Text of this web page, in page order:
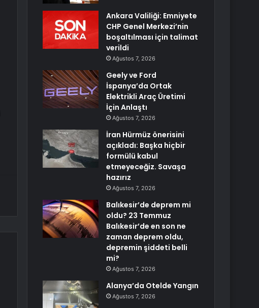
Ankara Valiliği: Emniyete
CHP Genel Merkezi’nin
boşaltılması için talimat
verildi
Ağustos 7, 2026
Geely ve Ford
İspanya’da Ortak
Elektrikli Araç Üretimi
İçin Anlaştı
Ağustos 7, 2026
İran Hürmüz önerisini
açıkladı: Başka hiçbir
formülü kabul
etmeyeceğiz. Savaşa
hazırız
Ağustos 7, 2026
Balıkesir’de deprem mi
oldu? 23 Temmuz
Balıkesir’de en son ne
zaman deprem oldu,
depremin şiddeti belli
mi?
Ağustos 7, 2026
Alanya’da Otelde Yangın
Ağustos 7, 2026